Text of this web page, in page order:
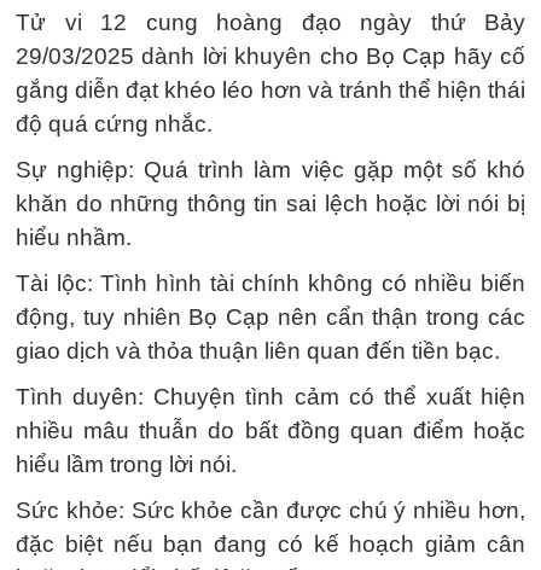
Tử vi 12 cung hoàng đạo ngày thứ Bảy
29/03/2025 dành lời khuyên cho Bọ Cạp hãy cố
gắng diễn đạt khéo léo hơn và tránh thể hiện thái
độ quá cứng nhắc.
Sự nghiệp: Quá trình làm việc gặp một số khó
khăn do những thông tin sai lệch hoặc lời nói bị
hiểu nhầm.
Tài lộc: Tình hình tài chính không có nhiều biến
động, tuy nhiên Bọ Cạp nên cẩn thận trong các
giao dịch và thỏa thuận liên quan đến tiền bạc.
Tình duyên: Chuyện tình cảm có thể xuất hiện
nhiều mâu thuẫn do bất đồng quan điểm hoặc
hiểu lầm trong lời nói.
Sức khỏe: Sức khỏe cần được chú ý nhiều hơn,
đặc biệt nếu bạn đang có kế hoạch giảm cân